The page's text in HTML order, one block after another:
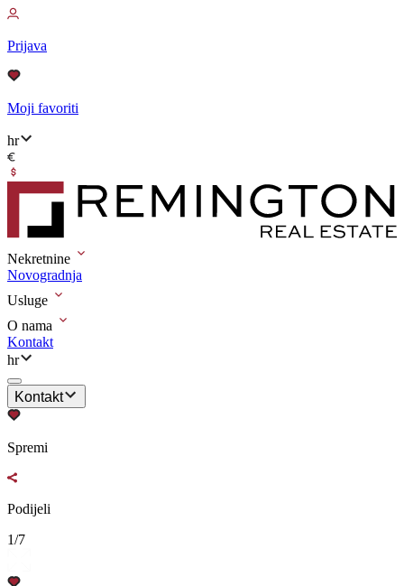
Prijava
Moji favoriti
hr
Nekretnine
Novogradnja
Usluge
O nama
Kontakt
hr
Kontakt
Spremi
Podijeli
1/7